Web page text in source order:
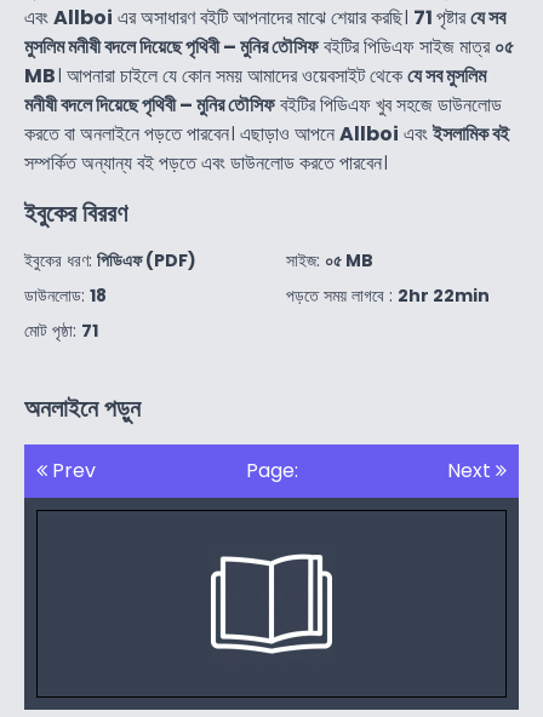
এবংAllboi এর অসাধারণ বইটি আপনাদের মাঝে শেয়ার করছি। 71পৃষ্টারযে সব
মুসলিম মনীষী বদলে দিয়েছে পৃথিবী – মুনির তৌসিফবইটির পিডিএফ সাইজ মাত্র০৫
MB। আপনারা চাইলে যে কোন সময় আমাদের ওয়েবসাইট থেকেযে সব মুসলিম
মনীষী বদলে দিয়েছে পৃথিবী – মুনির তৌসিফবইটির পিডিএফ খুব সহজে ডাউনলোড
করতে বা অনলাইনে পড়তে পারবেন। এছাড়াও আপনেAllboi এবংইসলামিক বই
সম্পর্কিত অন্যান্য বই পড়তে এবং ডাউনলোড করতে পারবেন।
ইবুকের বিররণ
ইবুকের ধরণ: পিডিএফ (PDF)
ডাউনলোড: 18
মোট পৃষ্ঠা: 71
সাইজ: ০৫ MB
পড়তে সময় লাগবে : 2hr 22min
অনলাইনে পড়ুন
Prev Page: Next